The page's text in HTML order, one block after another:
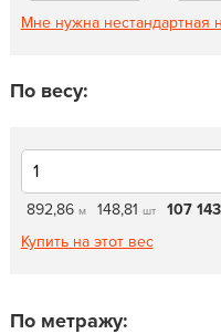
Мне нужна нестандартная
По весу:
892,86 м 148,81 шт 107
Купить на этот вес
По метражу: